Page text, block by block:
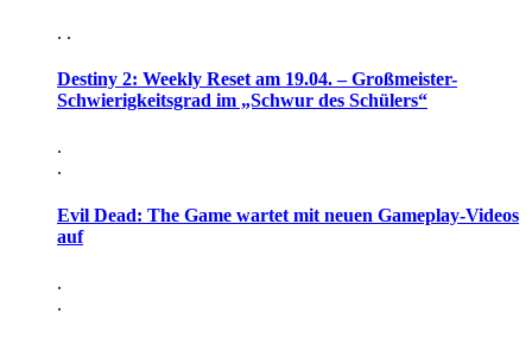
. .
Destiny 2: Weekly Reset am 19.04. – Großmeister-
Schwierigkeitsgrad im „Schwur des Schülers“
.
.
Evil Dead: The Game wartet mit neuen Gameplay-Videos
auf
.
.